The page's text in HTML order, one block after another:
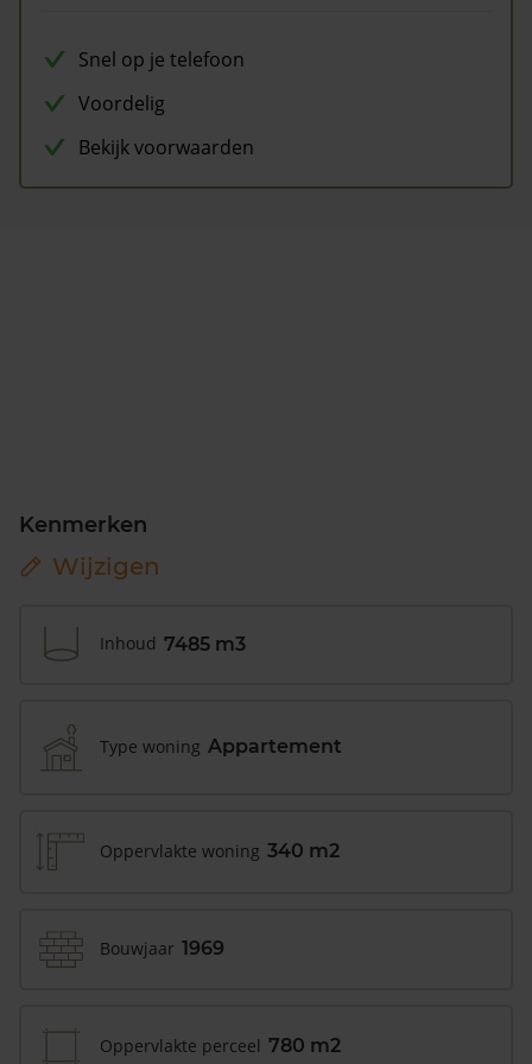
Snel op je telefoon
Voordelig
Bekijk voorwaarden
Kenmerken
Wijzigen
Inhoud 7485 m3
Type woning Appartement
Oppervlakte woning 340 m2
Bouwjaar 1969
Oppervlakte perceel 780 m2